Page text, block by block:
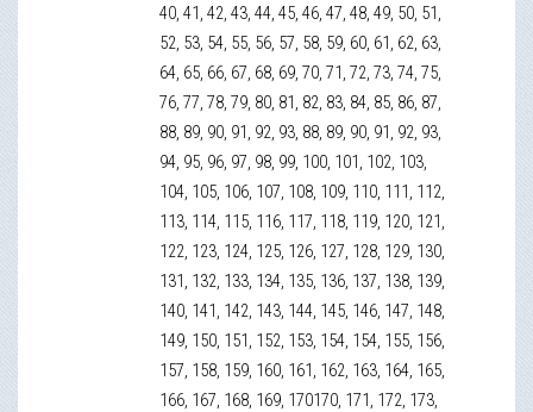
40, 41, 42, 43, 44, 45, 46, 47, 48, 49, 50, 51,
52, 53, 54, 55, 56, 57, 58, 59, 60, 61, 62, 63,
64, 65, 66, 67, 68, 69, 70, 71, 72, 73, 74, 75,
76, 77, 78, 79, 80, 81, 82, 83, 84, 85, 86, 87,
88, 89, 90, 91, 92, 93, 88, 89, 90, 91, 92, 93,
94, 95, 96, 97, 98, 99, 100, 101, 102, 103,
104, 105, 106, 107, 108, 109, 110, 111, 112,
113, 114, 115, 116, 117, 118, 119, 120, 121,
122, 123, 124, 125, 126, 127, 128, 129, 130,
131, 132, 133, 134, 135, 136, 137, 138, 139,
140, 141, 142, 143, 144, 145, 146, 147, 148,
149, 150, 151, 152, 153, 154, 154, 155, 156,
157, 158, 159, 160, 161, 162, 163, 164, 165,
166, 167, 168, 169, 170170, 171, 172, 173,